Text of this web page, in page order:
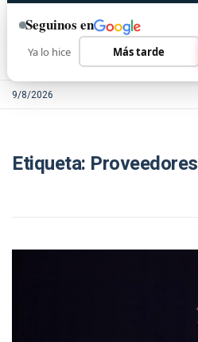
9/8/2026
Etiqueta: Proveedores
Seguinos en
Ya lo hice Más tarde